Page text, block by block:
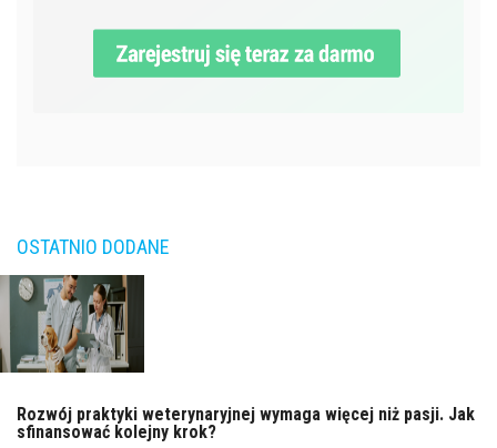
OSTATNIO DODANE
Rozwój praktyki weterynaryjnej wymaga więcej niż pasji. Jak
sfinansować kolejny krok?